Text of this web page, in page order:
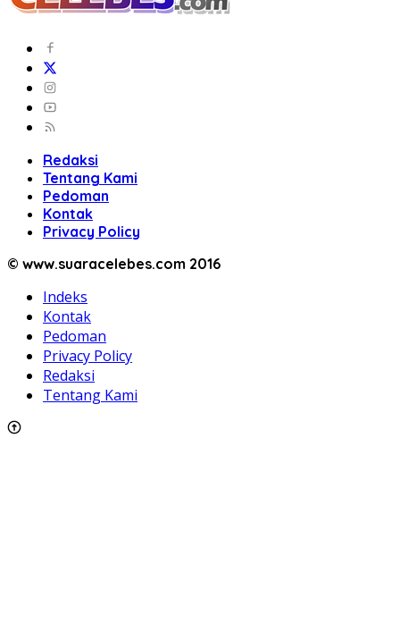
Redaksi
Tentang Kami
Pedoman
Kontak
Privacy Policy
© www.suaracelebes.com 2016
Indeks
Kontak
Pedoman
Privacy Policy
Redaksi
Tentang Kami